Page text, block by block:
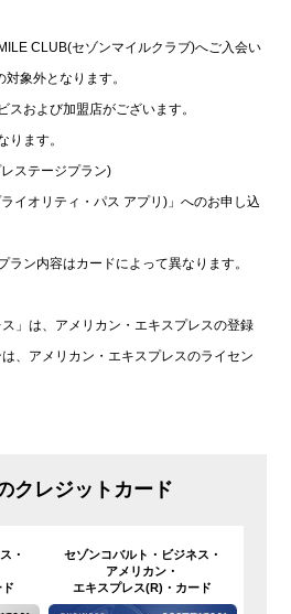
CLUB(セゾンマイルクラブ)へご入会い
象外となります。
および加盟店がございます。
ます。
ステージプラン)
イオリティ・パス アプリ)」へのお申し込
ン内容はカードによって異なります。
」は、アメリカン・エキスプレスの登録
、アメリカン・エキスプレスのライセン
クレジットカード
・
ド
セゾンコバルト・ ビジネス・
アメリカン・
エキスプレス(R)・ カード